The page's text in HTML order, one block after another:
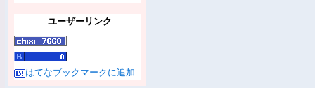
ユーザーリンク
はてなブックマークに追加